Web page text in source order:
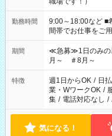
勤務時間
9:00～18:00など ■希望の
間帯でお仕事をご
17:00～22:00
期間
≪急募≫1日のみの
月～ ＃8月～
特徴 週1日からOK / 日
業・WワークOK /
集 / 電話対応なし /
気になる！